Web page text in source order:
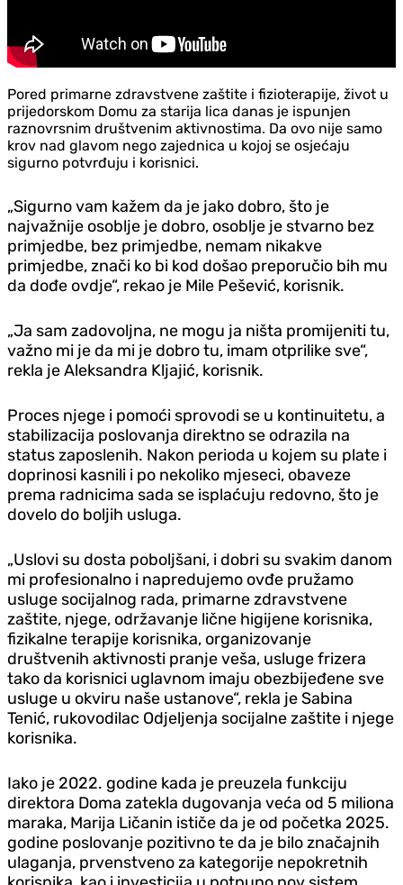
Pored primarne zdravstvene zaštite i fizioterapije, život u
prijedorskom Domu za starija lica danas je ispunjen
raznovrsnim društvenim aktivnostima. Da ovo nije samo
krov nad glavom nego zajednica u kojoj se osjećaju
sigurno potvrđuju i korisnici.
„Sigurno vam kažem da je jako dobro, što je
najvažnije osoblje je dobro, osoblje je stvarno bez
primjedbe, bez primjedbe, nemam nikakve
primjedbe, znači ko bi kod došao preporučio bih mu
da dođe ovdje“, rekao je Mile Pešević, korisnik.
„Ja sam zadovoljna, ne mogu ja ništa promijeniti tu,
važno mi je da mi je dobro tu, imam otprilike sve“,
rekla je Aleksandra Kljajić, korisnik.
Proces njege i pomoći sprovodi se u kontinuitetu, a
stabilizacija poslovanja direktno se odrazila na
status zaposlenih. Nakon perioda u kojem su plate i
doprinosi kasnili i po nekoliko mjeseci, obaveze
prema radnicima sada se isplaćuju redovno, što je
dovelo do boljih usluga.
„Uslovi su dosta poboljšani, i dobri su svakim danom
mi profesionalno i napredujemo ovđe pružamo
usluge socijalnog rada, primarne zdravstvene
zaštite, njege, održavanje lične higijene korisnika,
fizikalne terapije korisnika, organizovanje
društvenih aktivnosti pranje veša, usluge frizera
tako da korisnici uglavnom imaju obezbijeđene sve
usluge u okviru naše ustanove“, rekla je Sabina
Tenić, rukovodilac Odjeljenja socijalne zaštite i njege
korisnika.
Iako je 2022. godine kada je preuzela funkciju
direktora Doma zatekla dugovanja veća od 5 miliona
maraka, Marija Ličanin ističe da je od početka 2025.
godine poslovanje pozitivno te da je bilo značajnih
ulaganja, prvenstveno za kategorije nepokretnih